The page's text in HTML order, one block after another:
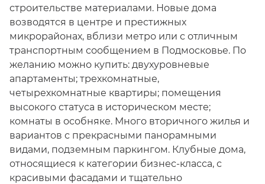
строительстве материалами. Новые дома
возводятся в центре и престижных
микрорайонах, вблизи метро или с отличным
транспортным сообщением в Подмосковье. По
желанию можно купить: двухуровневые
апартаменты; трехкомнатные,
четырехкомнатные квартиры; помещения
высокого статуса в историческом месте;
комнаты в особняке. Много вторичного жилья и
вариантов с прекрасными панорамными
видами, подземным паркингом. Клубные дома,
относящиеся к категории бизнес-класса, с
красивыми фасадами и тщательно